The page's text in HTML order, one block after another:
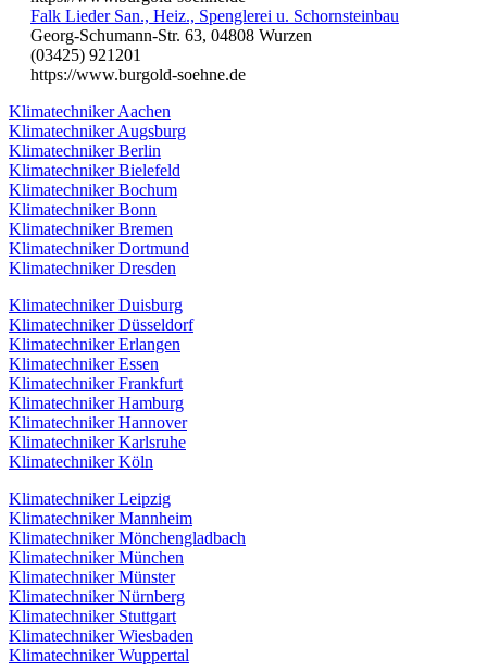
Falk Lieder San., Heiz., Spenglerei u. Schornsteinbau
Georg-Schumann-Str. 63, 04808 Wurzen
(03425) 921201
https://www.burgold-soehne.de
Klimatechniker Aachen
Klimatechniker Augsburg
Klimatechniker Berlin
Klimatechniker Bielefeld
Klimatechniker Bochum
Klimatechniker Bonn
Klimatechniker Bremen
Klimatechniker Dortmund
Klimatechniker Dresden
Klimatechniker Duisburg
Klimatechniker Düsseldorf
Klimatechniker Erlangen
Klimatechniker Essen
Klimatechniker Frankfurt
Klimatechniker Hamburg
Klimatechniker Hannover
Klimatechniker Karlsruhe
Klimatechniker Köln
Klimatechniker Leipzig
Klimatechniker Mannheim
Klimatechniker Mönchengladbach
Klimatechniker München
Klimatechniker Münster
Klimatechniker Nürnberg
Klimatechniker Stuttgart
Klimatechniker Wiesbaden
Klimatechniker Wuppertal